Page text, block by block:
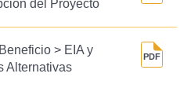
del Proyecto
> EIA y
Alternativas